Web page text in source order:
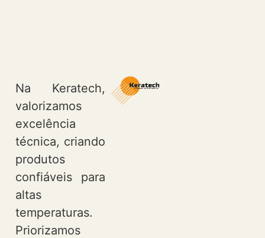
Na Keratech,
valorizamos
excelência
técnica, criando
produtos
confiáveis para
altas
temperaturas.
Priorizamos